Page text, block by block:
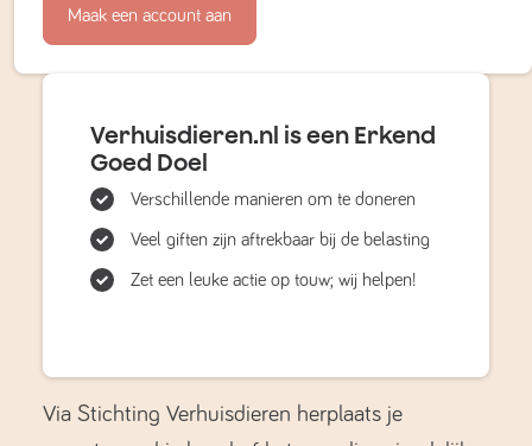
Maak een account aan
Verhuisdieren.nl is een Erkend
Goed Doel
Verschillende manieren om te doneren
Veel giften zijn aftrekbaar bij de belasting
Zet een leuke actie op touw; wij helpen!
Via Stichting Verhuisdieren herplaats je